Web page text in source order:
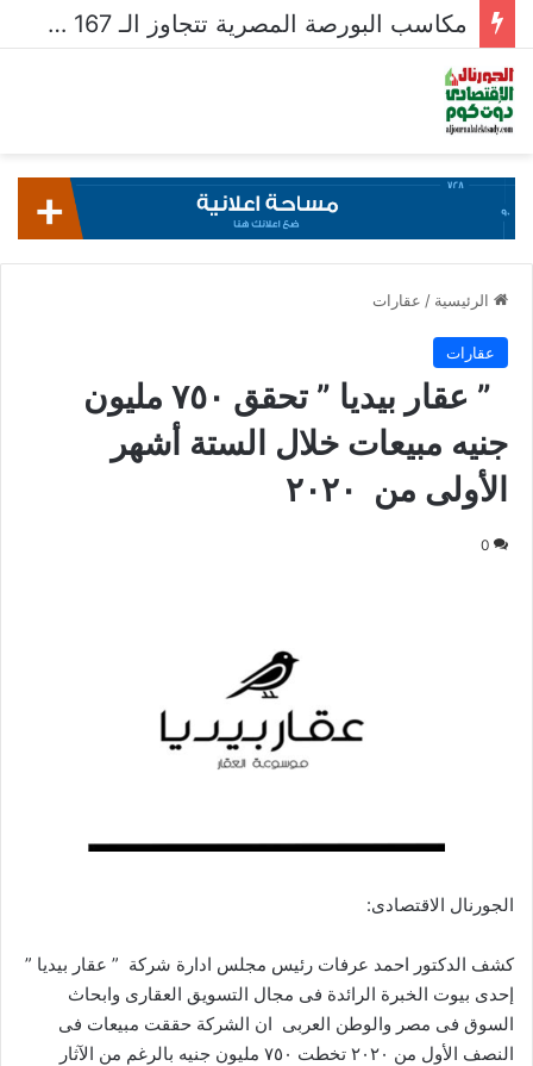
مكاسب البورصة المصرية تتجاوز الـ 167 مليار جنيه خلال أسبوع
الرئيسية / عقارات
عقارات
” عقار بيديا ” تحقق ٧٥٠ مليون
جنيه مبيعات خلال الستة أشهر
الأولى من ٢٠٢٠
0
الجورنال الاقتصادى:
كشف الدكتور احمد عرفات رئيس مجلس ادارة شركة ” عقار بيديا ”
إحدى بيوت الخبرة الرائدة فى مجال التسويق العقارى وابحاث
السوق فى مصر والوطن العربى ان الشركة حققت مبيعات فى
النصف الأول من ٢٠٢٠ تخطت ٧٥٠ مليون جنيه بالرغم من الآثار